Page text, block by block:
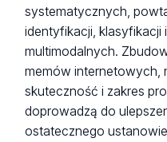
systematycznych,
identyfikacji,
multimodalnych.
memów internetowych,
skuteczność i zakres
doprowadzą do
ostatecznego